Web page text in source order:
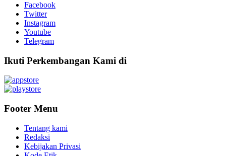
Facebook
Twitter
Instagram
Youtube
Telegram
Ikuti Perkembangan Kami di
Footer Menu
Tentang kami
Redaksi
Kebijakan Privasi